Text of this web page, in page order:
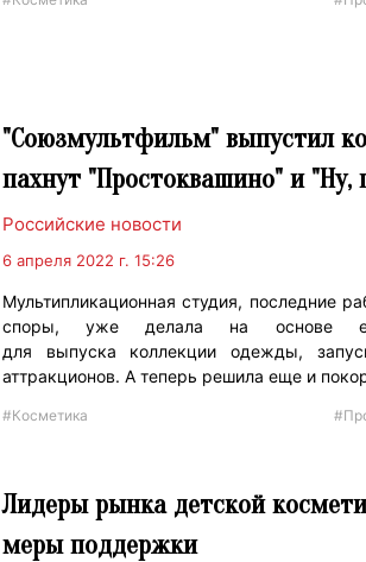
"Союзмультфильм" выпустил
пахнут "Простоквашино" и "Ну,
Российские новости
6 апреля 2022 г. 15:26
Мультипликационная студия, последние
споры, уже делала на основе
для выпуска коллекции одежды,
аттракционов. А теперь решила еще и
#Косметика
Лидеры рынка детской
меры поддержки